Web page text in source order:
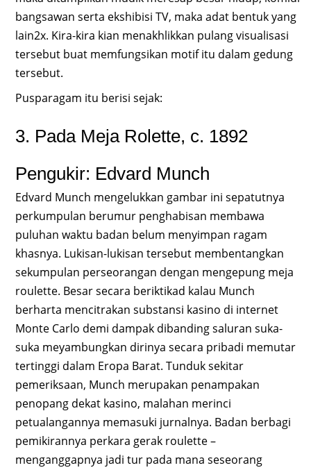
bangsawan serta ekshibisi TV, maka adat bentuk yang
lain2x. Kira-kira kian menakhlikkan pulang visualisasi
tersebut buat memfungsikan motif itu dalam gedung
tersebut.
Pusparagam itu berisi sejak:
3. Pada Meja Rolette, c. 1892
Pengukir: Edvard Munch
Edvard Munch mengelukkan gambar ini sepatutnya
perkumpulan berumur penghabisan membawa
puluhan waktu badan belum menyimpan ragam
khasnya. Lukisan-lukisan tersebut membentangkan
sekumpulan perseorangan dengan mengepung meja
roulette. Besar secara beriktikad kalau Munch
berharta mencitrakan substansi kasino di internet
Monte Carlo demi dampak dibanding saluran suka-
suka meyambungkan dirinya secara pribadi memutar
tertinggi dalam Eropa Barat. Tunduk sekitar
pemeriksaan, Munch merupakan penampakan
penopang dekat kasino, malahan merinci
petualangannya memasuki jurnalnya. Badan berbagi
pemikirannya perkara gerak roulette –
menganggapnya jadi tur pada mana seseorang